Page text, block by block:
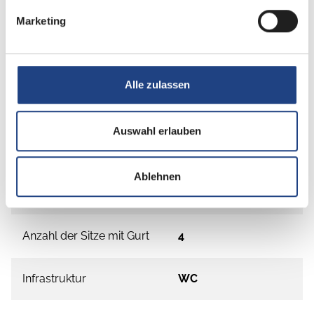
Marketing
Alle zulassen
Auswahl erlauben
Ablehnen
ab 2 Schlafplätze
Schlafplätze 2
Anzahl der Sitze mit Gurt 4
Infrastruktur WC